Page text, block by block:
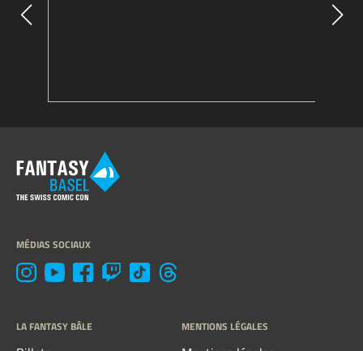
MÉDIAS SOCIAUX
LA FANTASY BÂLE MENTIONS LÉGALES